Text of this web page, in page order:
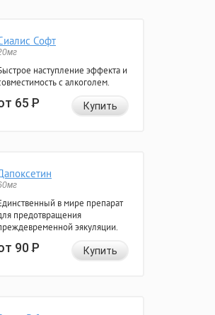
Софт
наступление эффекта и
с алкоголем.
65Р Купить
в мире препарат
предотвращения
эякуляции.
90Р Купить